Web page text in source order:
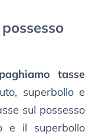
paghiamo tasse
superbollo e
sul possesso
e il superbollo